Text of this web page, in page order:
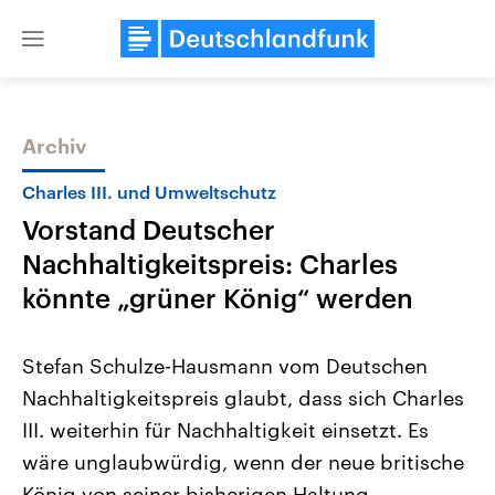
Close
Themen
2026
Alle Informationen
Sachsen-Anhalt wählt am 6.
September 2026 einen neuen
Landtag. Seit 2021 wird das
Bundesland von einer Koalition aus
Aktuelle Beiträge,
Hintergründe
Wirtschaftlich und
gehören die Vereinigten
den mächtigsten Ländern
mit großem Einfluss auf
Archiv
Charles III. und Umweltschutz
Vorstand Deutscher
Nachhaltigkeitspreis: Charles
könnte „grüner König“ werden
Stefan Schulze-Hausmann vom Deutschen
Nachhaltigkeitspreis glaubt, dass sich Charles
III. weiterhin für Nachhaltigkeit einsetzt. Es
wäre unglaubwürdig, wenn der neue britische